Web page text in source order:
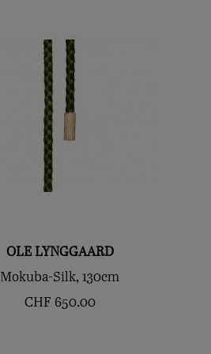
OLE LYNGGAARD
Mokuba-Silk, 130cm
CHF 650.00